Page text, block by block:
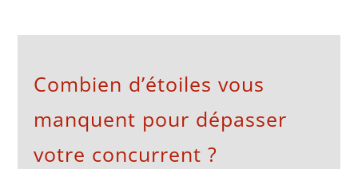
Combien d’étoiles vous
manquent pour dépasser
votre concurrent ?